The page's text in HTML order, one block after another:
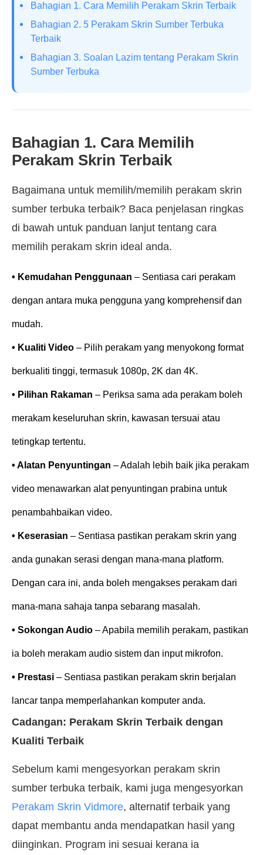
Bahagian 1. Cara Memilih Perakam Skrin Terbaik
Bahagian 2. 5 Perakam Skrin Sumber Terbuka
Terbaik
Bahagian 3. Soalan Lazim tentang Perakam Skrin
Sumber Terbuka
Bahagian 1. Cara Memilih
Perakam Skrin Terbaik
Bagaimana untuk memilih/memilih perakam skrin
sumber terbuka terbaik? Baca penjelasan ringkas
di bawah untuk panduan lanjut tentang cara
memilih perakam skrin ideal anda.
• Kemudahan Penggunaan – Sentiasa cari perakam
dengan antara muka pengguna yang komprehensif dan
mudah.
• Kualiti Video – Pilih perakam yang menyokong format
berkualiti tinggi, termasuk 1080p, 2K dan 4K.
• Pilihan Rakaman – Periksa sama ada perakam boleh
merakam keseluruhan skrin, kawasan tersuai atau
tetingkap tertentu.
• Alatan Penyuntingan – Adalah lebih baik jika perakam
video menawarkan alat penyuntingan prabina untuk
penambahbaikan video.
• Keserasian – Sentiasa pastikan perakam skrin yang
anda gunakan serasi dengan mana-mana platform.
Dengan cara ini, anda boleh mengakses perakam dari
mana-mana sahaja tanpa sebarang masalah.
• Sokongan Audio – Apabila memilih perakam, pastikan
ia boleh merakam audio sistem dan input mikrofon.
• Prestasi – Sentiasa pastikan perakam skrin berjalan
lancar tanpa memperlahankan komputer anda.
Cadangan: Perakam Skrin Terbaik dengan
Kualiti Terbaik
Sebelum kami mengesyorkan perakam skrin
sumber terbuka terbaik, kami juga mengesyorkan
Perakam Skrin Vidmore, alternatif terbaik yang
dapat membantu anda mendapatkan hasil yang
diinginkan. Program ini sesuai kerana ia